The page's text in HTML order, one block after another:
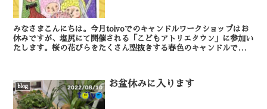
みなさまこんにちは。今月toivoでのキャンドルワークショップはお
休みですが、塩尻にて開催される「こどもアトリエタウン」に参加い
たします。桜の花びらをたくさん型抜きする春色のキャンドルです。
blog お盆休みに入ります